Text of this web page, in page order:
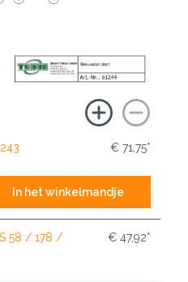
€ 71,75*
In het winkelmandje
58 / 178 /
€ 47,92*